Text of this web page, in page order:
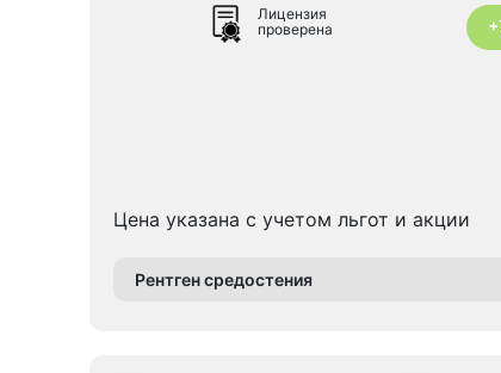
Лицензия
проверена
Цена указана с учетом льгот и акции
Рентген средостения